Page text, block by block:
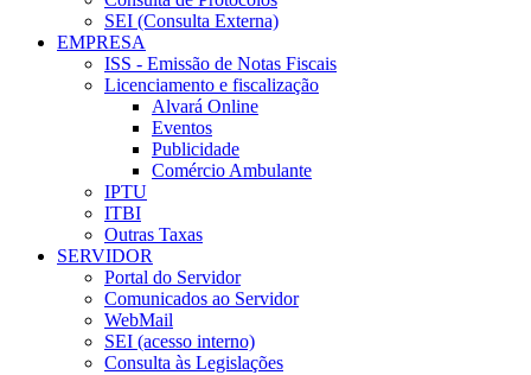
SEI (Consulta Externa)
EMPRESA
ISS - Emissão de Notas Fiscais
Licenciamento e fiscalização
Alvará Online
Eventos
Publicidade
Comércio Ambulante
IPTU
ITBI
Outras Taxas
SERVIDOR
Portal do Servidor
Comunicados ao Servidor
WebMail
SEI (acesso interno)
Consulta às Legislações